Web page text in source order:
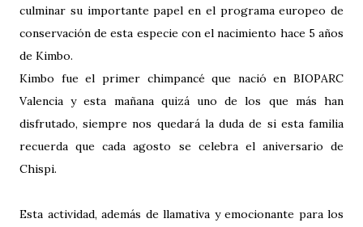
culminar su importante papel en el programa europeo de
conservación de esta especie con el nacimiento hace 5 años
de Kimbo.
Kimbo fue el primer chimpancé que nació en BIOPARC
Valencia y esta mañana quizá uno de los que más han
disfrutado, siempre nos quedará la duda de si esta familia
recuerda que cada agosto se celebra el aniversario de
Chispi.
Esta actividad, además de llamativa y emocionante para los